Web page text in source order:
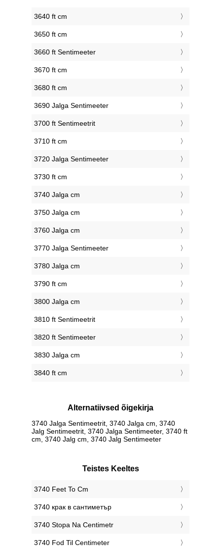
3640 ft cm
3650 ft cm
3660 ft Sentimeeter
3670 ft cm
3680 ft cm
3690 Jalga Sentimeeter
3700 ft Sentimeetrit
3710 ft cm
3720 Jalga Sentimeeter
3730 ft cm
3740 Jalga cm
3750 Jalga cm
3760 Jalga cm
3770 Jalga Sentimeeter
3780 Jalga cm
3790 ft cm
3800 Jalga cm
3810 ft Sentimeetrit
3820 ft Sentimeeter
3830 Jalga cm
3840 ft cm
Alternatiivsed õigekirja
3740 Jalga Sentimeetrit, 3740 Jalga cm, 3740
Jalg Sentimeetrit, 3740 Jalga Sentimeeter, 3740 ft
cm, 3740 Jalg cm, 3740 Jalg Sentimeeter
Teistes Keeltes
‎3740 Feet To Cm
‎3740 крак в сантиметър
‎3740 Stopa Na Centimetr
‎3740 Fod Til Centimeter